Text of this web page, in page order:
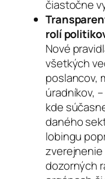
čiastočne
rolí
Nové
všetkých
poslancov,
úradníkov,
kde
daného
lobingu
dozorných